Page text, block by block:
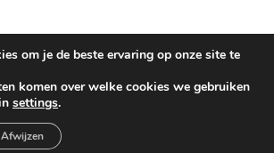
om je de beste ervaring op onze site te
komen over welke cookies we gebruiken
settings.
Afwijzen